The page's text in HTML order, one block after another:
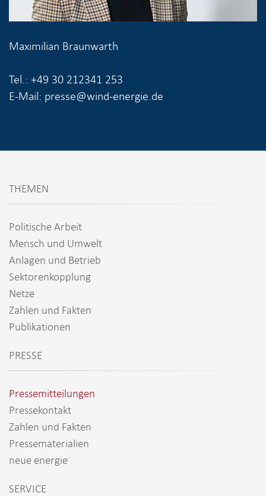
Maximilian Braunwarth
Tel.: +49 30 212341 253
E-Mail: presse@wind-energie.de
THEMEN
Politische Arbeit
Mensch und Umwelt
Anlagen und Betrieb
Sektorenkopplung
Netze
Zahlen und Fakten
Publikationen
PRESSE
Pressemitteilungen
Pressekontakt
Zahlen und Fakten
Pressematerialien
neue energie
SERVICE